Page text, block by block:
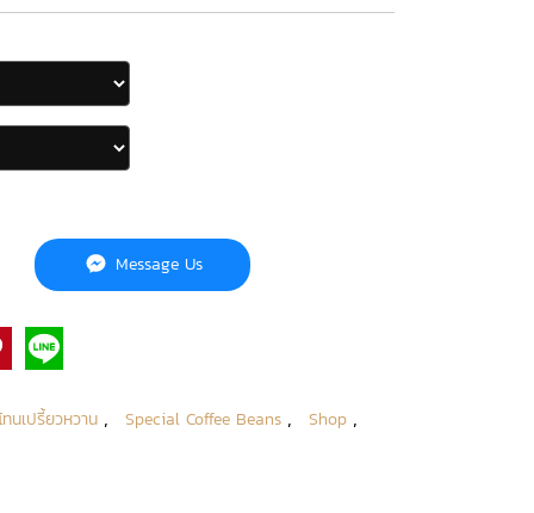
Message Us
ทนเปรี้ยวหวาน , Special Coffee Beans , Shop ,